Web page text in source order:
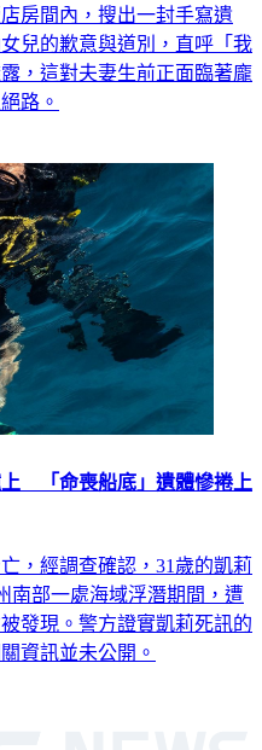
房間內，搜出一封手寫遺
兒的歉意與道別，直呼「我
，這對夫妻生前正面臨著龐
路。
「命喪船底」遺體慘捲上
，經調查確認，31歲的凱莉
南部一處海域浮潛期間，遭
發現。警方證實凱莉死訊的
資訊並未公開。